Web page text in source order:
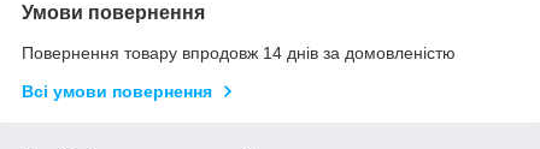
Умови повернення
Повернення товару впродовж 14 днів за домовленістю
Всі умови повернення